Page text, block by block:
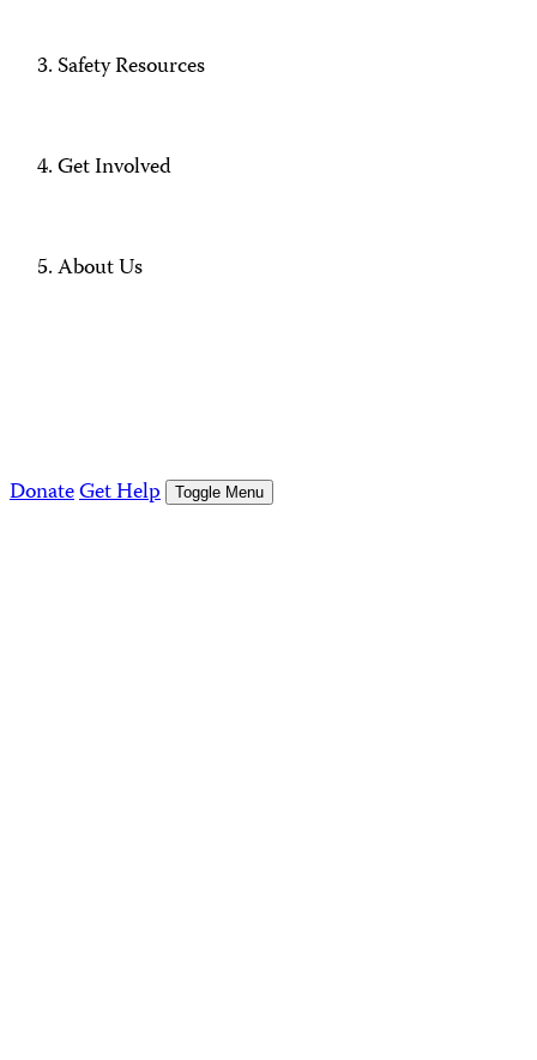
Safety Resources
Get Involved
About Us
DonateGet Help Toggle Menu